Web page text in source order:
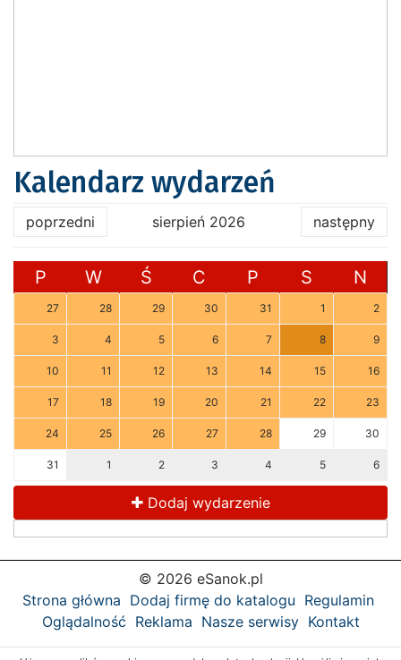
Kalendarz wydarzeń
poprzedni sierpień 2026 następny
P W Ś C P S N
27 28 29 30 31 1 2
3 4 5 6 7 8 9
10 11 12 13 14 15 16
17 18 19 20 21 22 23
24 25 26 27 28 29 30
31 1 2 3 4 5 6
Dodaj wydarzenie
© 2026 eSanok.pl
Strona główna Dodaj firmę do katalogu Regulamin
Oglądalność Reklama Nasze serwisy Kontakt